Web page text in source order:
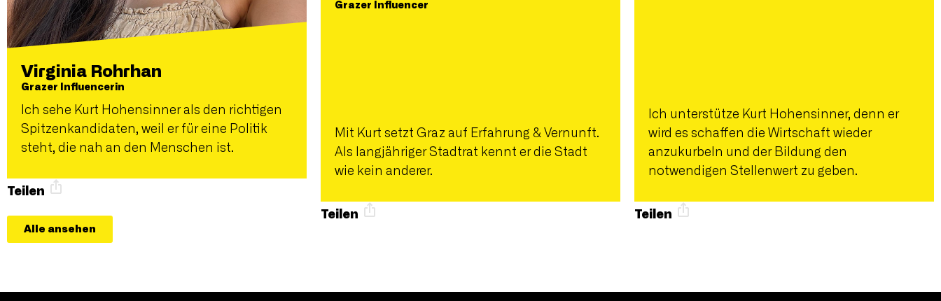
Virginia Rohrhan
Grazer Influencerin
Ich sehe Kurt Hohensinner als den richtigen
Spitzenkandidaten, weil er für eine Politik
steht, die nah an den Menschen ist.
Teilen
Grazer Influencer
Mit Kurt setzt Graz auf Erfahrung & Vernunft.
Als langjähriger Stadtrat kennt er die Stadt
wie kein anderer.
Teilen
Ich unterstütze Kurt Hohensinner, denn er
wird es schaffen die Wirtschaft wieder
anzukurbeln und der Bildung den
notwendigen Stellenwert zu geben.
Teilen
Alle ansehen